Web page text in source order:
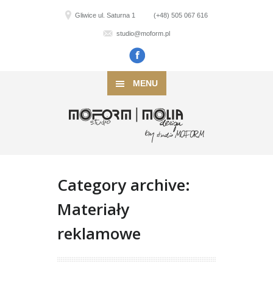
Gliwice ul. Saturna 1 (+48) 505 067 616
studio@moform.pl
MENU
Category archive:
Materiały
reklamowe